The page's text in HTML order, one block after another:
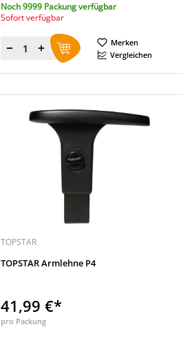
Noch 9999 Packung verfügbar
Sofort verfügbar
Menge
Merken
Vergleichen
TOPSTAR
TOPSTAR Armlehne P4
41,99 €*
pro Packung